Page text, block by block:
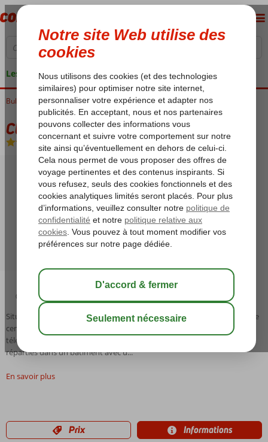
Les garanties de vacances
Bulgarie Ski Bulgarie Borovets Club Hotel Yanakiev
Club Hotel Yanakiev
D-Hôtel
02:50 sauver
Situation: Club Hôtel Yanakiev est situé au pied des pistes de ski dans le
centre de Borovets. A environ 15 mètres, vous trouverez le premier
téléski. Equipements: Club Hôtel Yanakiev dispose de 40 chambres
réparties dans un bâtiment avec u...
En savoir plus
Prix Informations